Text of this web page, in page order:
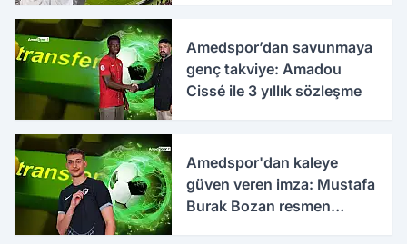
Amedspor’dan savunmaya
genç takviye: Amadou
Cissé ile 3 yıllık sözleşme
Amedspor'dan kaleye
güven veren imza: Mustafa
Burak Bozan resmen